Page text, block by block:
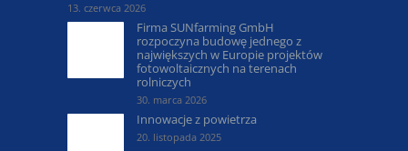
13. czerwca 2026
Firma SUNfarming GmbH
rozpoczyna budowę jednego z
największych w Europie projektów
fotowoltaicznych na terenach
rolniczych
30. marca 2026
Innowacje z powietrza
20. listopada 2025